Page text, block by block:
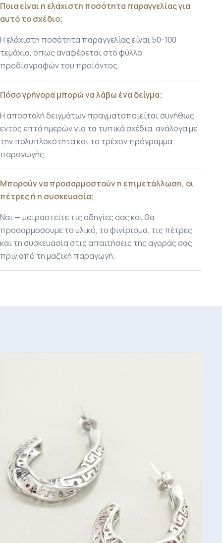
Ποια είναι η ελάχιστη ποσότητα παραγγελίας για
αυτό το σχέδιο;
Η ελάχιστη ποσότητα παραγγελίας είναι 50-100
τεμάχια, όπως αναφέρεται στο φύλλο
προδιαγραφών του προϊόντος.
Πόσο γρήγορα μπορώ να λάβω ένα δείγμα;
Η αποστολή δειγμάτων πραγματοποιείται συνήθως
εντός επτά ημερών για τα τυπικά σχέδια, ανάλογα με
την πολυπλοκότητα και το τρέχον πρόγραμμα
παραγωγής.
Μπορούν να προσαρμοστούν η επιμετάλλωση, οι
πέτρες ή η συσκευασία;
Ναι — μοιραστείτε τις οδηγίες σας και θα
προσαρμόσουμε το υλικό, το φινίρισμα, τις πέτρες
και τη συσκευασία στις απαιτήσεις της αγοράς σας
πριν από τη μαζική παραγωγή.